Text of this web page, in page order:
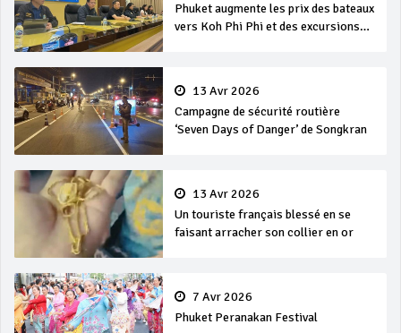
Phuket augmente les prix des bateaux
vers Koh Phi Phi et des excursions
13 Avr 2026
Campagne de sécurité routière
‘Seven Days of Danger’ de Songkran
13 Avr 2026
Un touriste français blessé en se
faisant arracher son collier en or
7 Avr 2026
Phuket Peranakan Festival